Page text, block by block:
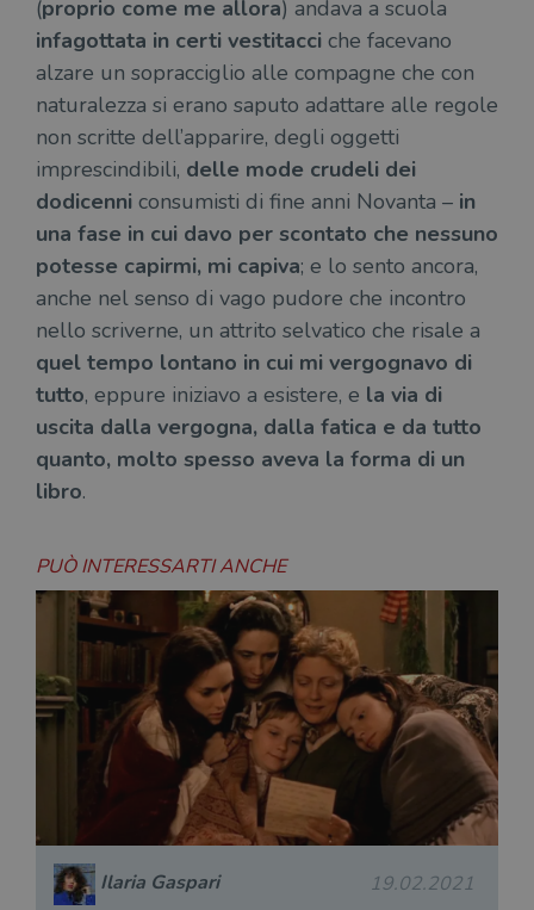
(proprio come me allora) andava a scuola
infagottata in certi vestitacci che facevano
alzare un sopracciglio alle compagne che con
naturalezza si erano saputo adattare alle regole
non scritte dell’apparire, degli oggetti
imprescindibili, delle mode crudeli dei
dodicenni consumisti di fine anni Novanta – in
una fase in cui davo per scontato che nessuno
potesse capirmi, mi capiva; e lo sento ancora,
anche nel senso di vago pudore che incontro
nello scriverne, un attrito selvatico che risale a
quel tempo lontano in cui mi vergognavo di
tutto, eppure iniziavo a esistere, e la via di
uscita dalla vergogna, dalla fatica e da tutto
quanto, molto spesso aveva la forma di un
libro.
PUÒ INTERESSARTI ANCHE
Ilaria Gaspari 19.02.2021